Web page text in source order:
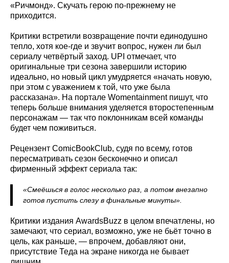
«Ричмонд». Скучать герою по-прежнему не
приходится.
Критики встретили возвращение почти единодушно
тепло, хотя кое-где и звучит вопрос, нужен ли был
сериалу четвёртый заход. UPI отмечает, что
оригинальные три сезона завершили историю
идеально, но новый цикл умудряется «начать новую,
при этом с уважением к той, что уже была
рассказана». На портале Womentainment пишут, что
теперь больше внимания уделяется второстепенным
персонажам — так что поклонникам всей команды
будет чем поживиться.
Рецензент ComicBookClub, судя по всему, готов
пересматривать сезон бесконечно и описал
фирменный эффект сериала так:
«Смеёшься в голос несколько раз, а потом внезапно
готов пустить слезу в финальные минуты».
Критики издания AwardsBuzz в целом впечатлены, но
замечают, что сериал, возможно, уже не бьёт точно в
цель, как раньше, — впрочем, добавляют они,
присутствие Теда на экране никогда не бывает